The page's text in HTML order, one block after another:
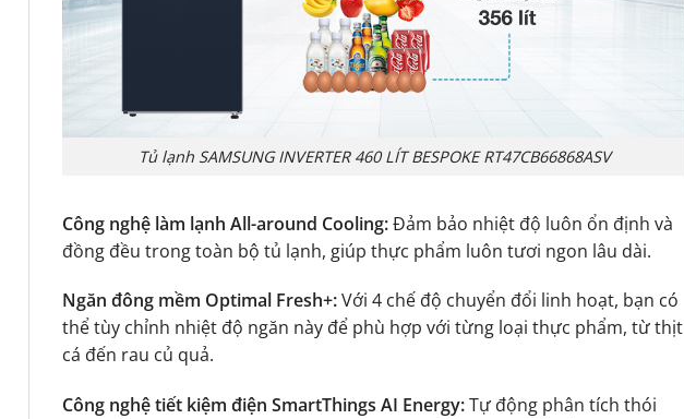
Tủ lạnh SAMSUNG INVERTER 460 LÍT BESPOKE RT47CB66868ASV
Công nghệ làm lạnh All-around Cooling:Đảm bảo nhiệt độ luôn ổn định và
đồng đều trong toàn bộ tủ lạnh, giúp thực phẩm luôn tươi ngon lâu dài.
Ngăn đông mềm Optimal Fresh+:Với 4 chế độ chuyển đổi linh hoạt, bạn có
thể tùy chỉnh nhiệt độ ngăn này để phù hợp với từng loại thực phẩm, từ thịt
cá đến rau củ quả.
Công nghệ tiết kiệm điện SmartThings AI Energy:Tự động phân tích thói